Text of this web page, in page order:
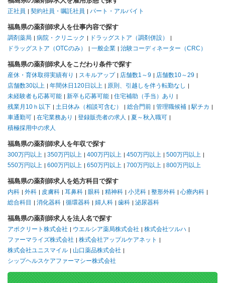
正社員 契約社員・嘱託社員 パート・アルバイト
福島県の薬剤師求人を仕事内容で探す
調剤薬局 病院・クリニック
ドラッグストア（調剤併設）
ドラッグストア（OTCのみ）
一般企業 治験コーディネーター（CRC）
福島県の薬剤師求人をこだわり条件で探す
産休・育休取得実績有り スキルアップ 店舗数1～9
店舗数10～29
店舗数30以上
年間休日120日以上
原則、引越しを伴う転勤なし
未経験者も応募可能
新卒も応募可能
住宅補助（手当）あり
残業月10ｈ以下
土日休み（相談可含む） 総合門前 管理職候補
駅チカ
車通勤可
在宅業務あり 登録販売者の求人
夏～秋入職可
積極採用中の求人
福島県の薬剤師求人を年収で探す
300万円以上 350万円以上 400万円以上 450万円以上
500万円以上
550万円以上
600万円以上 650万円以上 700万円以上 800万円以上
福島県の薬剤師求人を処方科目で探す
内科 外科 皮膚科 耳鼻科 眼科 精神科 小児科 整形外科
心療内科
総合科目
消化器科 循環器科 婦人科 歯科 泌尿器科
福島県の薬剤師求人を法人名で探す
アポクリート株式会社 ウエルシア薬局株式会社
株式会社ツルハ
ファーマライズ株式会社
株式会社アップルケアネット
株式会社ユニスマイル
山口薬品株式会社
シップヘルスケアファーマシー株式会社